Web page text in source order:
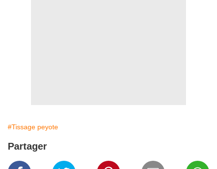
#Tissage peyote
Partager